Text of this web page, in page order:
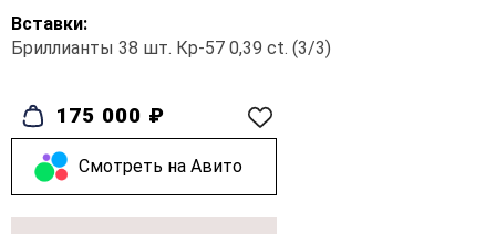
Вставки:
Бриллианты 38 шт. Кр-57 0,39 ct. (3/3)
175 000 ₽
Cмотреть на Авито